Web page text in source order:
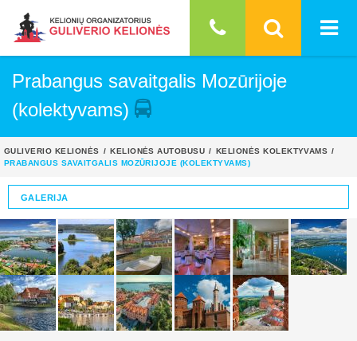
Prabangus savaitgalis Mozūrijoje
(kolektyvams)
GULIVERIO KELIONĖS KELIONĖS AUTOBUSU
KELIONĖS KOLEKTYVAMS
PRABANGUS SAVAITGALIS MOZŪRIJOJE (KOLEKTYVAMS)
GALERIJA